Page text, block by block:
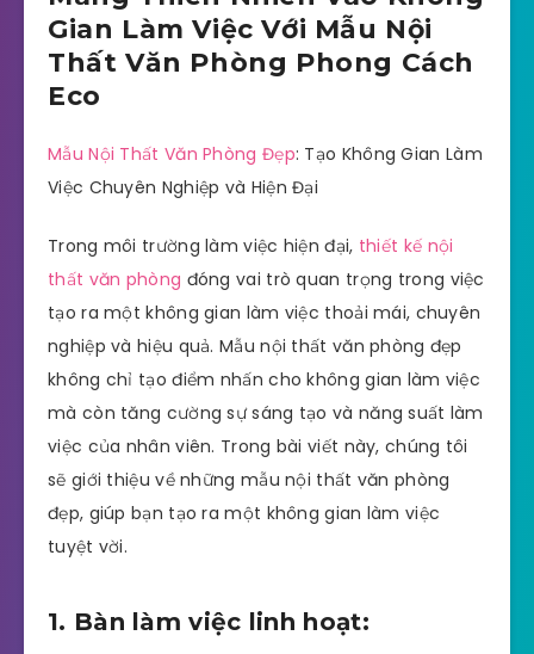
Gian Làm Việc Với Mẫu Nội
Thất Văn Phòng Phong Cách
Eco
Mẫu Nội Thất Văn Phòng Đẹp: Tạo Không Gian Làm
Việc Chuyên Nghiệp và Hiện Đại
Trong môi trường làm việc hiện đại, thiết kế nội
thất văn phòng đóng vai trò quan trọng trong việc
tạo ra một không gian làm việc thoải mái, chuyên
nghiệp và hiệu quả. Mẫu nội thất văn phòng đẹp
không chỉ tạo điểm nhấn cho không gian làm việc
mà còn tăng cường sự sáng tạo và năng suất làm
việc của nhân viên. Trong bài viết này, chúng tôi
sẽ giới thiệu về những mẫu nội thất văn phòng
đẹp, giúp bạn tạo ra một không gian làm việc
tuyệt vời.
1. Bàn làm việc linh hoạt: